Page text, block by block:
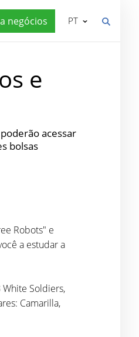
negócios PT
e
acessar
bolsas
Robots" e
a estudar a
Soldiers,
Camarilla,